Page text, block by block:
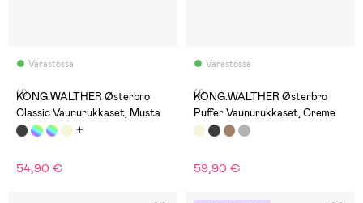
Varastossa
(1)
KONG.WALTHER Østerbro
Classic Vaunurukkaset, Musta
54,90 €
Varastossa
(1)
KONG.WALTHER Østerbro
Puffer Vaunurukkaset, Creme
59,90 €